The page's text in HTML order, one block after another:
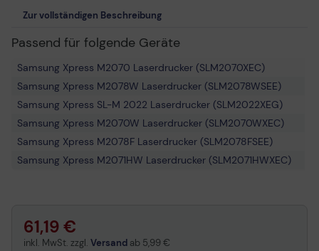
Zur vollständigen Beschreibung
Passend für folgende Geräte
Samsung Xpress M2070 Laserdrucker (SLM2070XEC)
Samsung Xpress M2078W Laserdrucker (SLM2078WSEE)
Samsung Xpress SL-M 2022 Laserdrucker (SLM2022XEG)
Samsung Xpress M2070W Laserdrucker (SLM2070WXEC)
Samsung Xpress M2078F Laserdrucker (SLM2078FSEE)
Samsung Xpress M2071HW Laserdrucker (SLM2071HWXEC)
Samsung Xpress M2070F Laserdrucker (SLM2070FXEC)
61,19 €
inkl. MwSt. zzgl. Versand ab 5,99 €